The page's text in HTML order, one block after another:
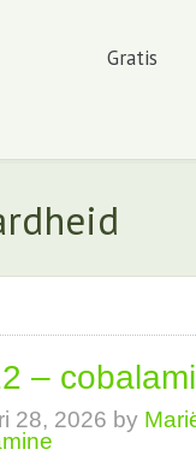
Gratis
–
28, 2026 by